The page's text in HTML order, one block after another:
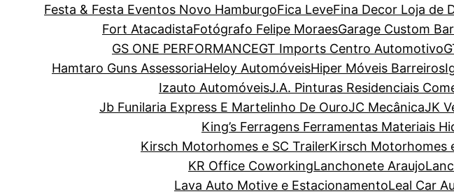
Festa & Festa Eventos Novo HamburgoFica LeveFina Decor Loja de
Fort AtacadistaFotógrafo Felipe MoraesGarage Custom
GS ONE PERFORMANCEGT Imports Centro Automotivo
Hamtaro Guns AssessoriaHeloy AutomóveisHiper Móveis Barreiros
Izauto AutomóveisJ.A. Pinturas Residenciais
Jb Funilaria Express E Martelinho De OuroJC MecânicaJK
King’s Ferragens Ferramentas Materiais
Kirsch Motorhomes e SC TrailerKirsch Motorhomes
KR Office CoworkingLanchonete Araujo
Lava Auto Motive e EstacionamentoLeal Car